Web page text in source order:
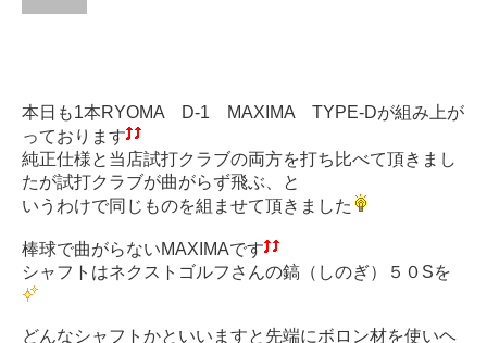
本日も1本RYOMA D-1 MAXIMA TYPE-Dが組み上が
っております
純正仕様と当店試打クラブの両方を打ち比べて頂きまし
たが試打クラブが曲がらず飛ぶ、と
いうわけで同じものを組ませて頂きました
棒球で曲がらないMAXIMAです
シャフトはネクストゴルフさんの鎬（しのぎ）５０Sを
どんなシャフトかといいますと先端にボロン材を使いヘ